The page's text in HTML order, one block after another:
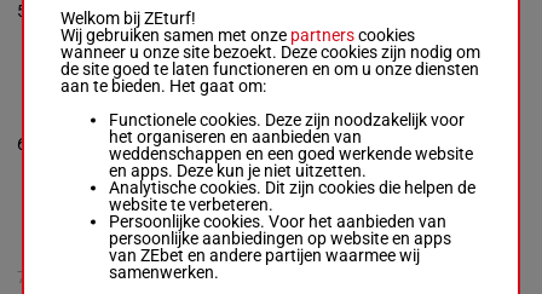
5
David Dziengiel
Box: 5 -R/6 - 1600m
1a 0a (24) 1a 2a 0a
6
SPECTACULAR PLUS
Jim Taggart Jr-
Arthur Jones
R/5 - 1600m
0a 0a (24) 0a 0a 1a
R/5 1600m0a 0a (24)
0a 0a 1a
7
SMART N SASSY NS
Gregory Merton-
Kevin Johnson
R/5
4a 0a 0a
Welkom bij ZEturf!
Wij gebruiken samen met onze partnerscookies
wanneer u onze site bezoekt. Deze cookies zijn nodig om
de site goed te laten functioneren en om u onze diensten
aan te bieden. Het gaat om:
Functionele cookies. Deze zijn noodzakelijk voor
het organiseren en aanbieden van
weddenschappen en een goed werkende website
en apps. Deze kun je niet uitzetten.
Analytische cookies. Dit zijn cookies die helpen de
website te verbeteren.
Persoonlijke cookies. Voor het aanbieden van
persoonlijke aanbiedingen op website en apps
van ZEbet en andere partijen waarmee wij
samenwerken.